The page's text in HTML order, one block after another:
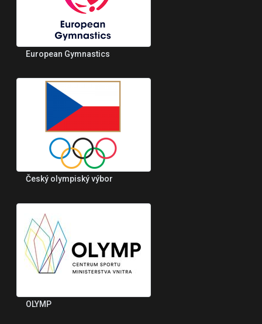
European Gymnastics
Český olympiský výbor
OLYMP